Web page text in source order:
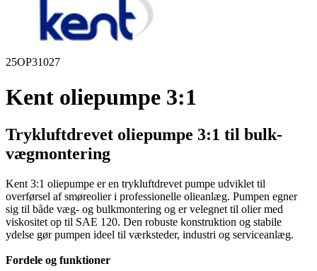
25OP31027
Kent oliepumpe 3:1
Trykluftdrevet oliepumpe 3:1 til bulk-
vægmontering
Kent 3:1 oliepumpe er en trykluftdrevet pumpe udviklet til
overførsel af smøreolier i professionelle olieanlæg. Pumpen egner
sig til både væg- og bulkmontering og er velegnet til olier med
viskositet op til SAE 120. Den robuste konstruktion og stabile
ydelse gør pumpen ideel til værksteder, industri og serviceanlæg.
Fordele og funktioner